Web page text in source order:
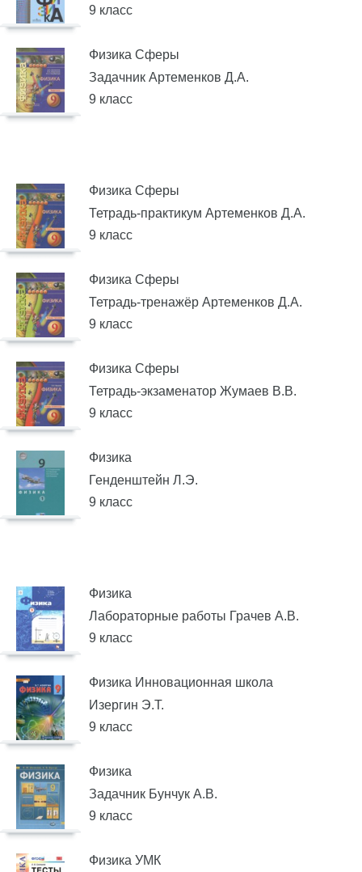
9 класс
Физика Сферы
Задачник Артеменков Д.А.
9 класс
Физика Сферы
Тетрадь-практикум Артеменков Д.А.
9 класс
Физика Сферы
Тетрадь-тренажёр Артеменков Д.А.
9 класс
Физика Сферы
Тетрадь-экзаменатор Жумаев В.В.
9 класс
Физика
Генденштейн Л.Э.
9 класс
Физика
Лабораторные работы Грачев А.В.
9 класс
Физика Инновационная школа
Изергин Э.Т.
9 класс
Физика
Задачник Бунчук А.В.
9 класс
Физика УМК